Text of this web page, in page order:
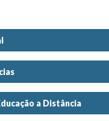
a Distância